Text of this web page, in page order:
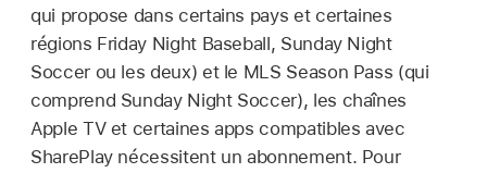
qui propose dans certains pays et certaines
régions Friday Night Baseball, Sunday Night
Soccer ou les deux) et le MLS Season Pass (qui
comprend Sunday Night Soccer), les chaînes
Apple TV et certaines apps compatibles avec
SharePlay nécessitent un abonnement. Pour